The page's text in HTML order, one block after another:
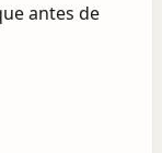
antes de